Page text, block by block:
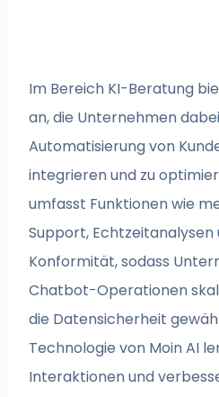
Im Bereich KI-Beratung
an, die Unternehmen
Automatisierung von
integrieren und zu
umfasst Funktionen wie
Support, Echtzeitanalysen
Konformität, sodass
Chatbot-Operationen
die Datensicherheit
Technologie von Moin AI
Interaktionen und